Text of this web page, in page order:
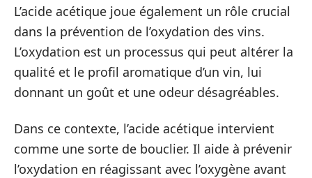
L’acide acétique joue également un rôle crucial
dans la prévention de l’oxydation des vins.
L’oxydation est un processus qui peut altérer la
qualité et le profil aromatique d’un vin, lui
donnant un goût et une odeur désagréables.
Dans ce contexte, l’acide acétique intervient
comme une sorte de bouclier. Il aide à prévenir
l’oxydation en réagissant avec l’oxygène avant